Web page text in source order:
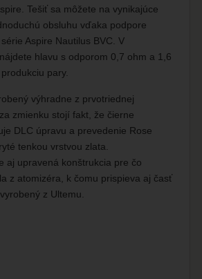
Tešiť sa môžete na vynikajúce
obsluhu vďaka podpore
Aspire Nautilus BVC. V
hlavu s odporom 0,7 ohm a 1,6
pary.
výhradne z prvotriednej
zmienku stojí fakt, že čierne
DLC úpravu a prevedenie Rose
tenkou vrstvou zlata.
aj upravená konštrukcia pre čo
z atomizéra, k čomu prispieva aj časť
z Ultemu.